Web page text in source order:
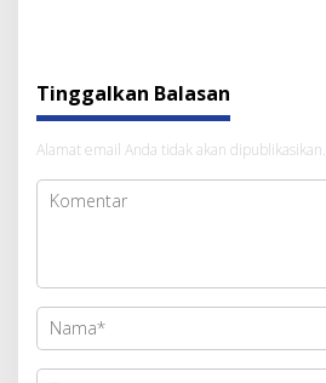
Tinggalkan Balasan
Alamat email Anda tidak akan dipublikasikan.